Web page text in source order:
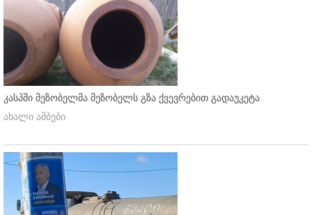
კასპში მეზობელმა მეზობელს გზა ქვევრებით გადაუკეტა
ახალი ამბები